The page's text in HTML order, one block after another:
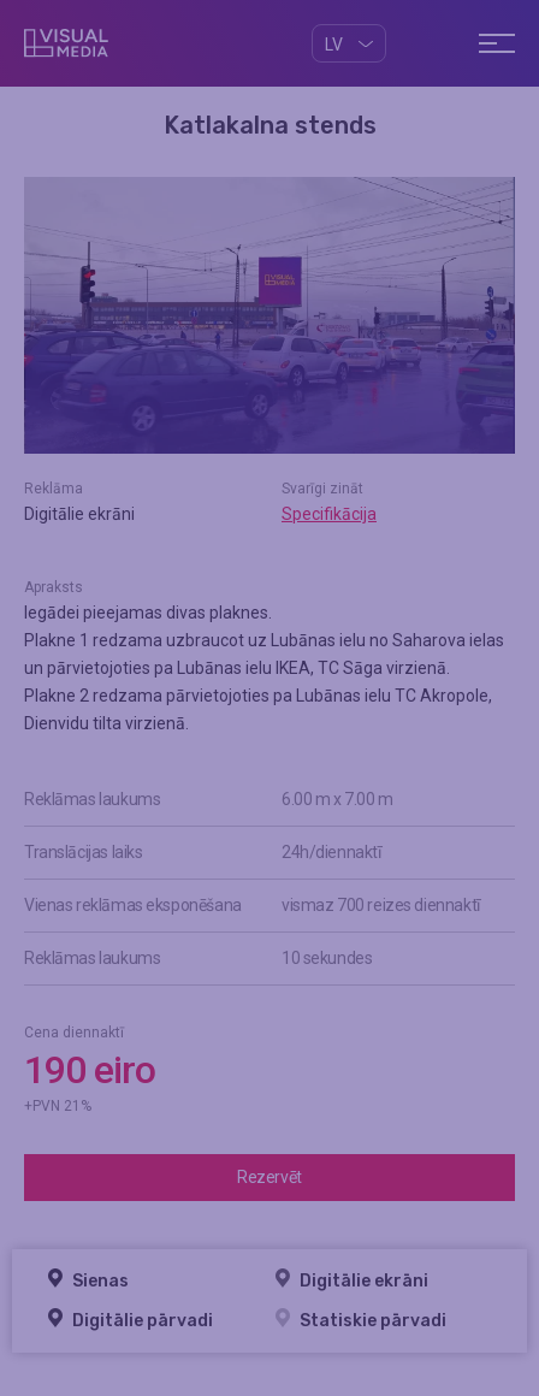
LV
Katlakalna stends
Reklāma
Digitālie ekrāni
Svarīgi zināt
Specifikācija
Apraksts
Iegādei pieejamas divas plaknes.
Plakne 1 redzama uzbraucot uz Lubānas ielu no Saharova ielas
un pārvietojoties pa Lubānas ielu IKEA, TC Sāga virzienā.
Plakne 2 redzama pārvietojoties pa Lubānas ielu TC Akropole,
Dienvidu tilta virzienā.
Reklāmas laukums 6.00 m x 7.00 m
Translācijas laiks 24h/diennaktī
Vienas reklāmas eksponēšana vismaz 700 reizes diennaktī
Reklāmas laukums 10 sekundes
Cena diennaktī
190 eiro
+PVN 21%
Rezervēt
Sienas
Digitālie ekrāni
Digitālie pārvadi
Statiskie pārvadi